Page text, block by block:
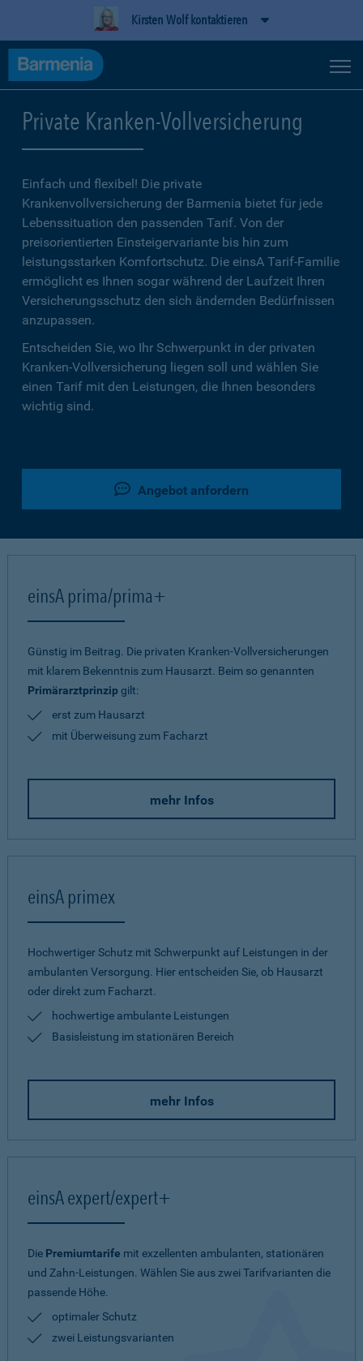
Kirsten Wolf kontaktieren
Private Kranken-Vollversicherung
Einfach und flexibel! Die private
Krankenvollversicherung der Barmenia bietet für jede
Lebenssituation den passenden Tarif. Von der
preisorientierten Einsteigervariante bis hin zum
leistungsstarken Komfortschutz. Die einsA Tarif-Familie
ermöglicht es Ihnen sogar während der Laufzeit Ihren
Versicherungsschutz den sich ändernden Bedürfnissen
anzupassen.
Entscheiden Sie, wo Ihr Schwerpunkt in der privaten
Kranken-Vollversicherung liegen soll und wählen Sie
einen Tarif mit den Leistungen, die Ihnen besonders
wichtig sind.
Angebot anfordern
einsA prima/prima+
Günstig im Beitrag. Die privaten Kranken-Vollversicherungen
mit klarem Bekenntnis zum Hausarzt. Beim so genannten
Primärarztprinzipgilt:
erst zum Hausarzt
mit Überweisung zum Facharzt
mehr Infos
einsA primex
Hochwertiger Schutz mit Schwerpunkt auf Leistungen in der
ambulanten Versorgung. Hier entscheiden Sie, ob Hausarzt
oder direkt zum Facharzt.
hochwertige ambulante Leistungen
Basisleistung im stationären Bereich
mehr Infos
einsA expert/expert+
Die Premiumtarife mit exzellenten ambulanten, stationären
und Zahn-Leistungen. Wählen Sie aus zwei Tarifvarianten die
passende Höhe.
optimaler Schutz
zwei Leistungsvarianten